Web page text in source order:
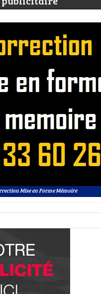
Mise en Forme Mémoire